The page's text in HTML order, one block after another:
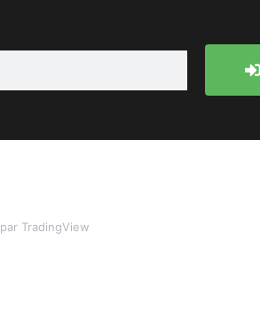
par TradingView